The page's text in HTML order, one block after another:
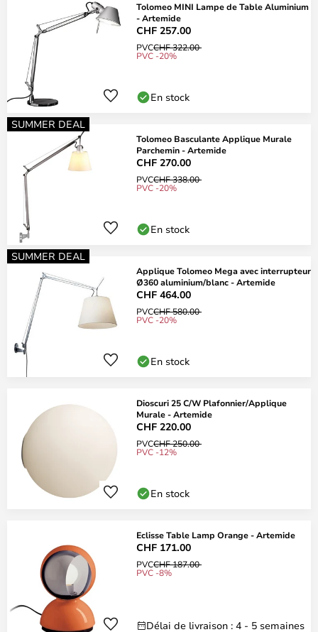
Tolomeo MINI Lampe de Table Aluminium
- Artemide
CHF 257.00
PVCCHF 322.00
PVC -20%
En stock
SUMMER DEAL
Tolomeo Basculante Applique Murale
Parchemin - Artemide
CHF 270.00
PVCCHF 338.00
PVC -20%
En stock
SUMMER DEAL
Applique Tolomeo Mega avec interrupteur
Ø360 aluminium/blanc - Artemide
CHF 464.00
PVCCHF 580.00
PVC -20%
En stock
Dioscuri 25 C/W Plafonnier/Applique
Murale - Artemide
CHF 220.00
PVCCHF 250.00
PVC -12%
En stock
Eclisse Table Lamp Orange - Artemide
CHF 171.00
PVCCHF 187.00
PVC -8%
Délai de livraison : 4 - 5 semaines